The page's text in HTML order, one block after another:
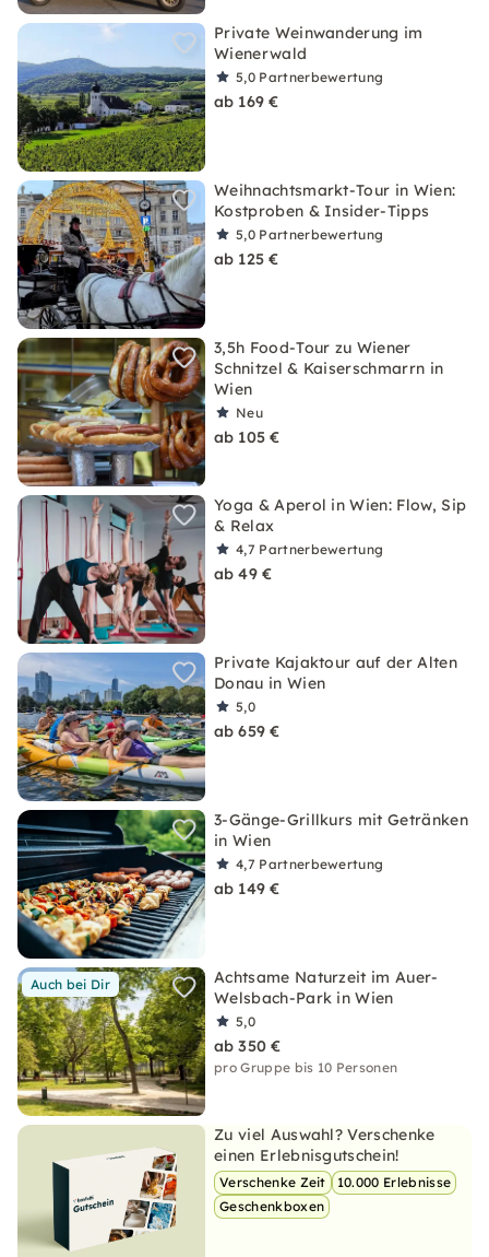
Private Weinwanderung im
Wienerwald
5,0 Partnerbewertung
ab 169 €
Weihnachtsmarkt-Tour in Wien:
Kostproben & Insider-Tipps
5,0 Partnerbewertung
ab 125 €
3,5h Food-Tour zu Wiener
Schnitzel & Kaiserschmarrn in
Wien
Neu
ab 105 €
Yoga & Aperol in Wien: Flow, Sip
& Relax
4,7 Partnerbewertung
ab 49 €
Private Kajaktour auf der Alten
Donau in Wien
5,0
ab 659 €
3-Gänge-Grillkurs mit Getränken
in Wien
4,7 Partnerbewertung
ab 149 €
Auch bei Dir
Achtsame Naturzeit im Auer-
Welsbach-Park in Wien
5,0
ab 350 €
pro Gruppe bis 10 Personen
Zu viel Auswahl? Verschenke
einen Erlebnisgutschein!
Verschenke Zeit
10.000 Erlebnisse
Geschenkboxen